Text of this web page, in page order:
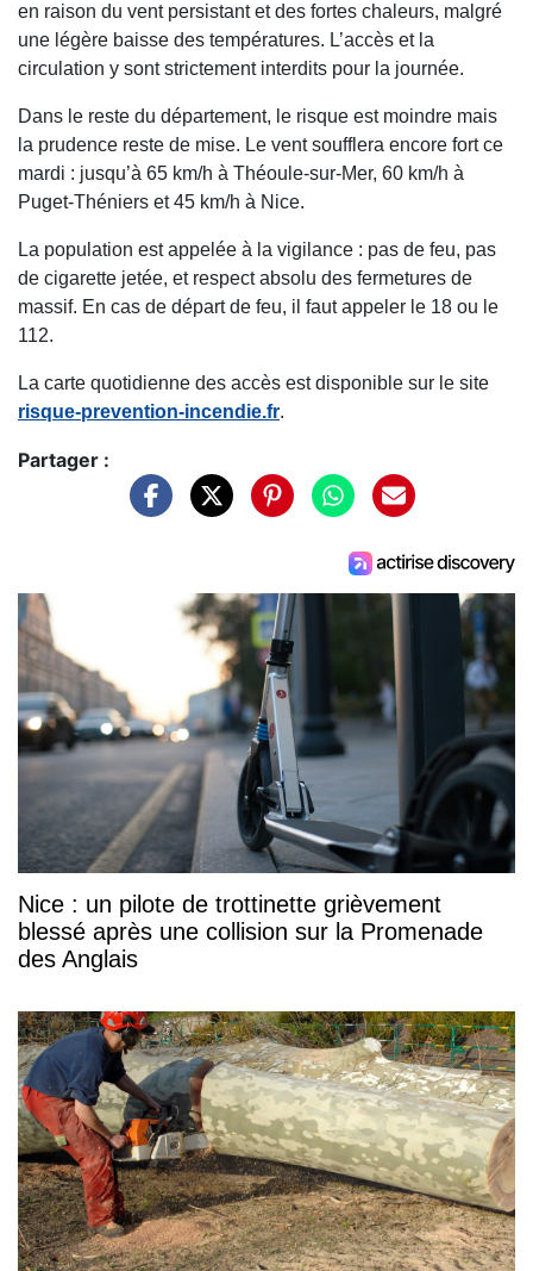
en raison du vent persistant et des fortes chaleurs, malgré
une légère baisse des températures. L’accès et la
circulation y sont strictement interdits pour la journée.
Dans le reste du département, le risque est moindre mais
la prudence reste de mise. Le vent soufflera encore fort ce
mardi : jusqu’à 65 km/h à Théoule-sur-Mer, 60 km/h à
Puget-Théniers et 45 km/h à Nice.
La population est appelée à la vigilance : pas de feu, pas
de cigarette jetée, et respect absolu des fermetures de
massif. En cas de départ de feu, il faut appeler le 18 ou le
112.
La carte quotidienne des accès est disponible sur le site
risque-prevention-incendie.fr.
Partager :
Nice : un pilote de trottinette grièvement
blessé après une collision sur la Promenade
des Anglais